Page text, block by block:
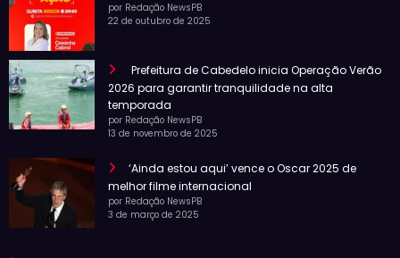
por Redação NewsPB
22 de outubro de 2025
Prefeitura de Cabedelo inicia Operação Verão
2026 para garantir tranquilidade na alta
temporada
por Redação NewsPB
13 de novembro de 2025
‘Ainda estou aqui’ vence o Oscar 2025 de
melhor filme internacional
por Redação NewsPB
3 de março de 2025